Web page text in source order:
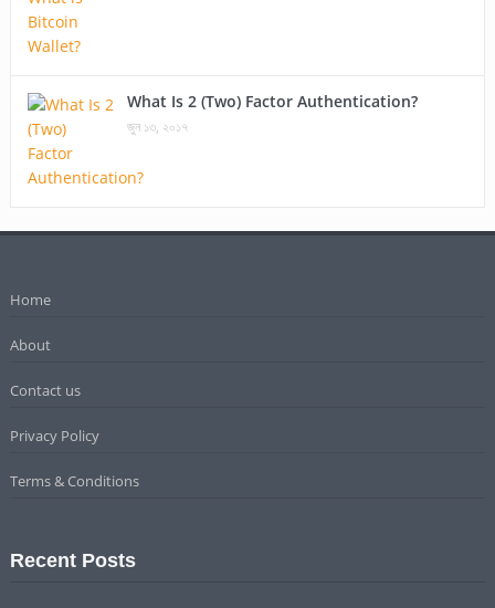
What Is 2 (Two) Factor Authentication?
জুন ১৩, ২০১৭
Home
About
Contact us
Privacy Policy
Terms & Conditions
Recent Posts